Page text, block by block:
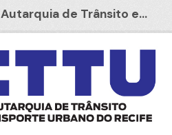
Autarquia de Trânsito e...